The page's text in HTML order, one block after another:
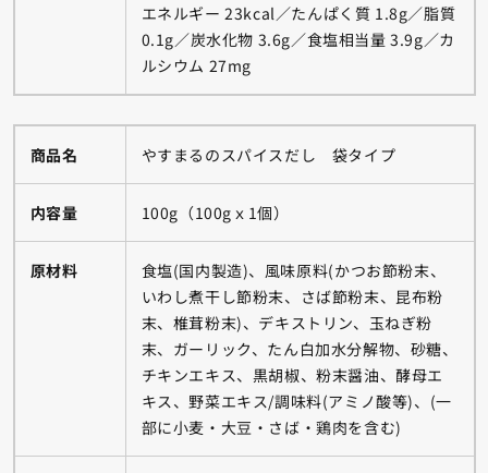
エネルギー 23kcal／たんぱく質 1.8g／脂質
0.1g／炭水化物 3.6g／食塩相当量 3.9g／カ
ルシウム 27mg
商品名 やすまるのスパイスだし 袋タイプ
内容量 100g（100gｘ1個）
原材料
食塩(国内製造)、風味原料(かつお節粉末、
いわし煮干し節粉末、さば節粉末、昆布粉
末、椎茸粉末)、デキストリン、玉ねぎ粉
末、ガーリック、たん白加水分解物、砂糖、
チキンエキス、黒胡椒、粉末醤油、酵母エ
キス、野菜エキス/調味料(アミノ酸等)、(一
部に小麦・大豆・さば・鶏肉を含む)